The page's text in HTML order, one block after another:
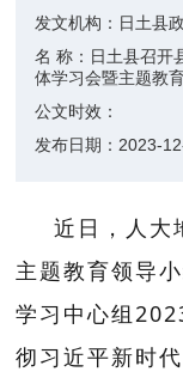
发文机构： 日土县
名 称： 日土县召开
体学习会暨主题教
公文时效：
发布日期： 2023-
近日， 人 大
主题教育领导
学习中心组
彻习近平新时